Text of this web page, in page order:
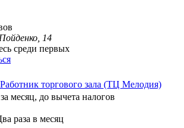
14
среди первых
торгового зала (ТЦ Мелодия)
за месяц, до вычета налогов
раза в месяц